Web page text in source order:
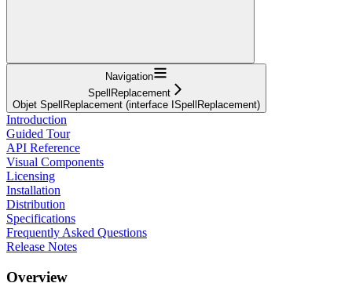
Navigation
SpellReplacement
Objet SpellReplacement (interface ISpellReplacement)
Introduction
Guided Tour
API Reference
Visual Components
Licensing
Installation
Distribution
Specifications
Frequently Asked Questions
Release Notes
Overview